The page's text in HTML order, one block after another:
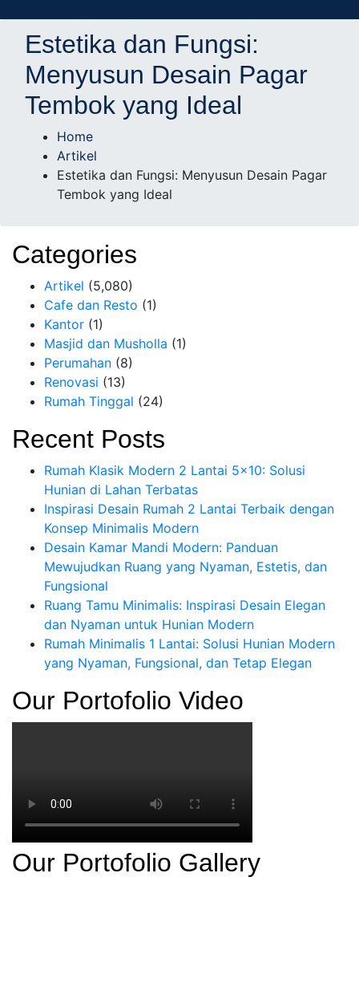
AD Studio – Jasa
Arsitek Profesional
Bersertifikasi
Estetika dan Fungsi:
Menyusun Desain Pagar
Tembok yang Ideal
Home
Artikel
Estetika dan Fungsi: Menyusun Desain Pagar
Tembok yang Ideal
Categories
Artikel (5,080)
Cafe dan Resto (1)
Kantor (1)
Masjid dan Musholla (1)
Perumahan (8)
Renovasi (13)
Rumah Tinggal (24)
Recent Posts
Rumah Klasik Modern 2 Lantai 5×10: Solusi
Hunian di Lahan Terbatas
Inspirasi Desain Rumah 2 Lantai Terbaik dengan
Konsep Minimalis Modern
Desain Kamar Mandi Modern: Panduan
Mewujudkan Ruang yang Nyaman, Estetis, dan
Fungsional
Ruang Tamu Minimalis: Inspirasi Desain Elegan
dan Nyaman untuk Hunian Modern
Rumah Minimalis 1 Lantai: Solusi Hunian Modern
yang Nyaman, Fungsional, dan Tetap Elegan
Our Portofolio Video
Our Portofolio Gallery